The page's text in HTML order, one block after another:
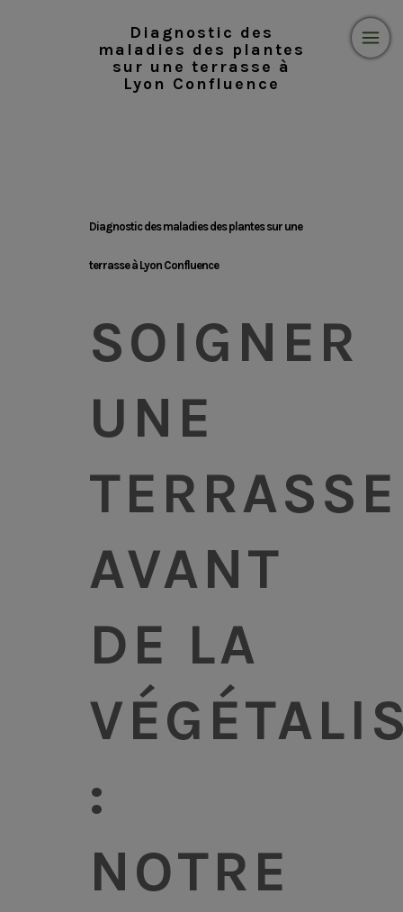
Diagnostic des
maladies des plantes
sur une terrasse à
Lyon Confluence
Diagnostic des maladies des plantes sur une
terrasse à Lyon Confluence
SOIGNER
UNE
TERRASSE
AVANT
DE LA
:
NOTRE